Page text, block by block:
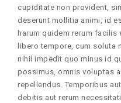
cupiditate non provident,
deserunt mollitia animi, id
harum quidem rerum
libero tempore, cum
nihil impedit quo minus id
possimus, omnis voluptas
repellendus. Temporibus
debitis aut rerum